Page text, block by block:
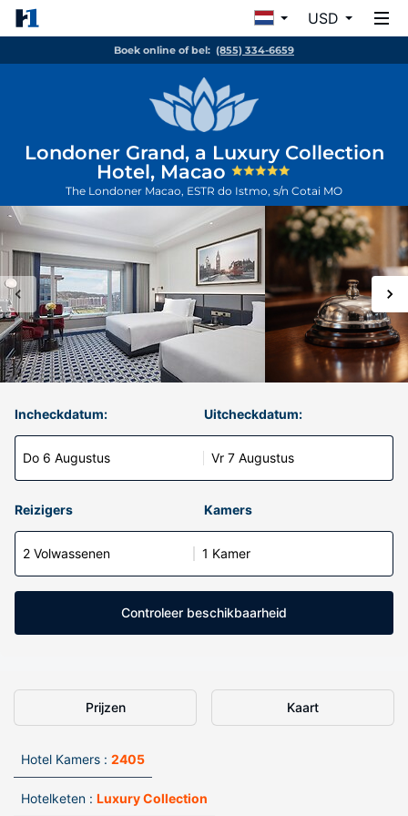
USD
Boek online of bel: (855) 334-6659
Londoner Grand, a Luxury Collection
Hotel, Macao
The Londoner Macao, ESTR do Istmo, s/n Cotai MO
Incheckdatum:
Do 6 Augustus
Uitcheckdatum:
Vr 7 Augustus
Reizigers Kamers
2 Volwassenen 1 Kamer
Controleer beschikbaarheid
Prijzen Kaart
Hotel Kamers : 2405
Hotelketen : Luxury Collection